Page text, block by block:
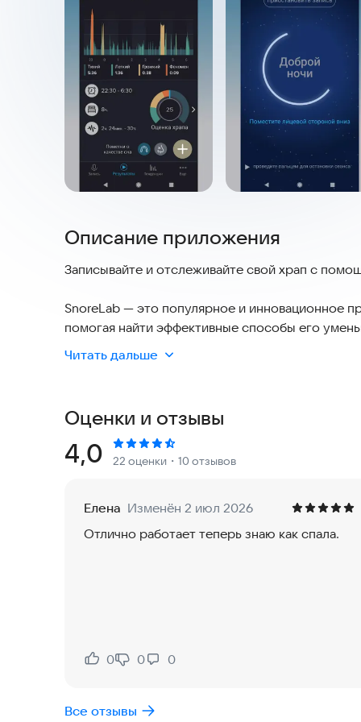
Описание приложения
Записывайте и отслеживайте свой храп с
SnoreLab — это популярное и инновационное
помогая найти эффективные способы его
вам не нужно устанавливать сложные датчики
запустите SnoreLab рядом с постелью, пока
Приложение SnoreLab уже осуществило
миллионам людей лучше понять или даже
спите. Утром вы узнаете свою оценку храпа,
Читать дальше
Оценки и отзывы
Рейтинг:
4,0 22 оценки ・10 отзывов
Елена Изменён 2 июл 2026
Отлично работает теперь знаю как спала.
Нравится:
0
Не нравится:
0 0
Все отзывы